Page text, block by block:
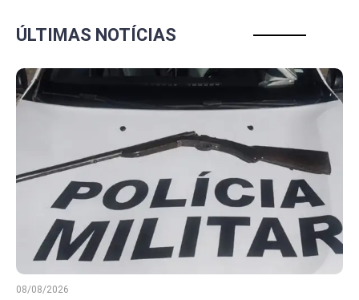
ÚLTIMAS NOTÍCIAS
08/08/2026